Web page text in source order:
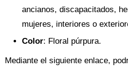
ancianos, discapacitados,
mujeres, interiores o
Color: Floral púrpura.
Mediante el siguiente enlace,